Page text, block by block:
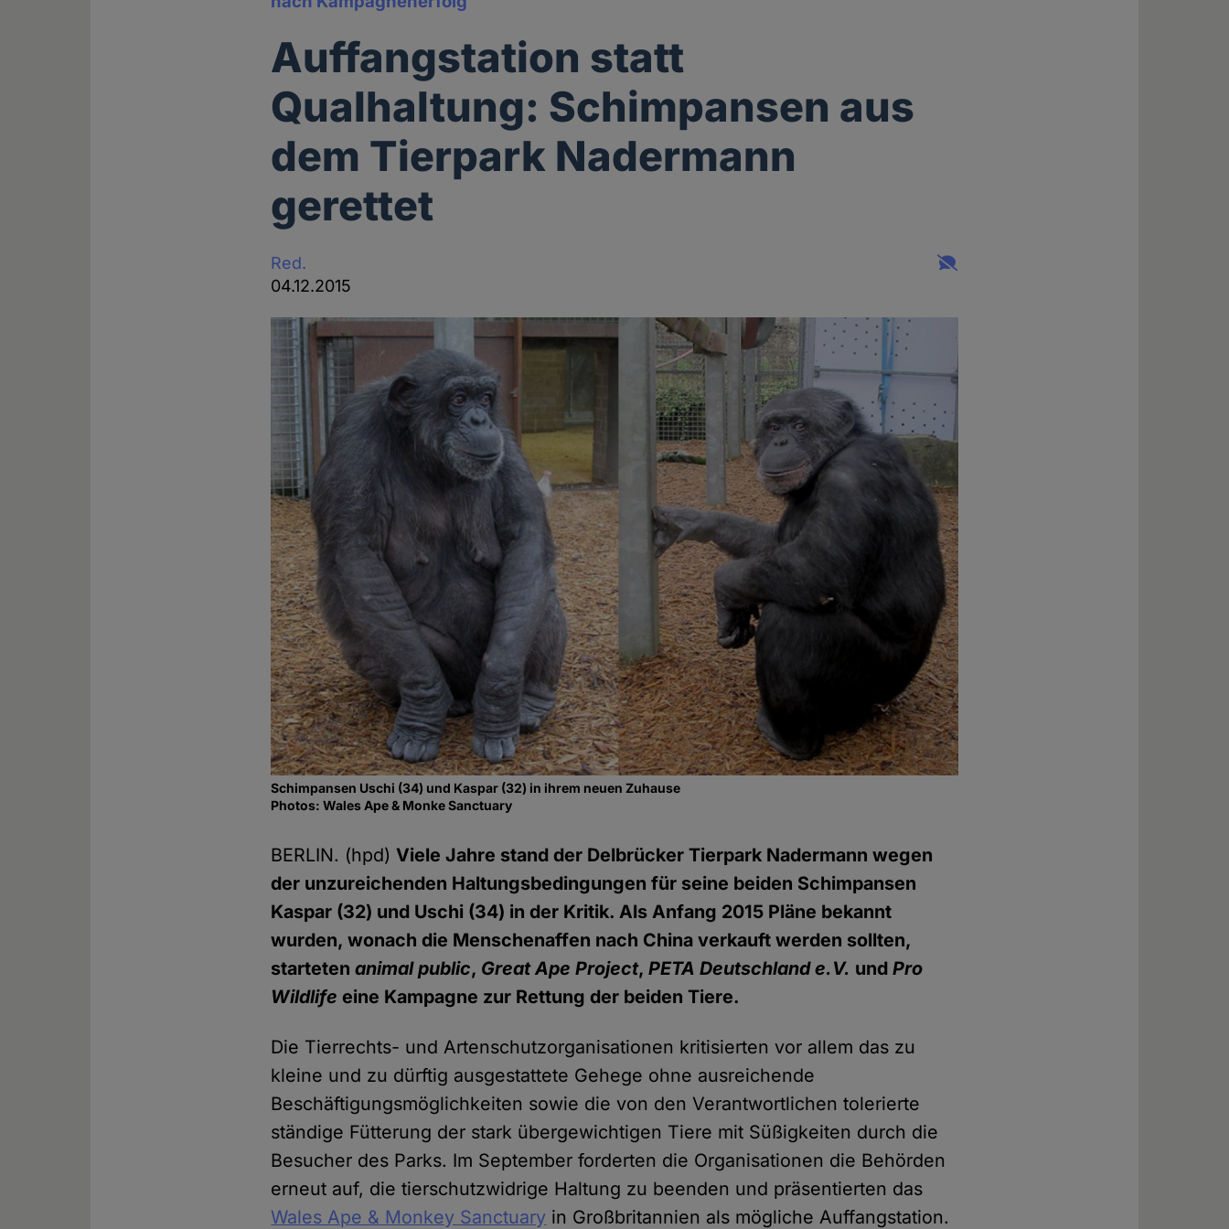
Auffangstation statt
Qualhaltung: Schimpansen aus
dem Tierpark Nadermann
gerettet
Red.
04.12.2015
Schimpansen Uschi (34) und Kaspar (32) in ihrem neuen Zuhause
Photos: Wales Ape & Monke Sanctuary
BERLIN. (hpd)Viele Jahre stand der Delbrücker Tierpark Nadermann wegen
der unzureichenden Haltungsbedingungen für seine beiden Schimpansen
Kaspar (32) und Uschi (34) in der Kritik. Als Anfang 2015 Pläne bekannt
wurden, wonach die Menschenaffen nach China verkauft werden sollten,
startetenanimal public, Great Ape Project,PETA Deutschland e.V. undPro
Wildlife eine Kampagne zur Rettung der beiden Tiere.
Die Tierrechts- und Artenschutzorganisationen kritisierten vor allem das zu
kleine und zu dürftig ausgestattete Gehege ohne ausreichende
Beschäftigungsmöglichkeiten sowie die von den Verantwortlichen tolerierte
ständige Fütterung der stark übergewichtigen Tiere mit Süßigkeiten durch die
Besucher des Parks. Im September forderten die Organisationen die Behörden
erneut auf, die tierschutzwidrige Haltung zu beenden und präsentierten das
Wales Ape & Monkey Sanctuary in Großbritannien als mögliche Auffangstation.